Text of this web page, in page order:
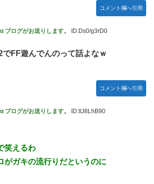
コメント欄へ引用
ブログがお送りします。 ID:Ds0/g3rD0
FF遊んでんのって話よなｗ
コメント欄へ引用
ブログがお送りします。 ID:tIJ8LhB90
笑えるわ
がガキの流行りだというのに